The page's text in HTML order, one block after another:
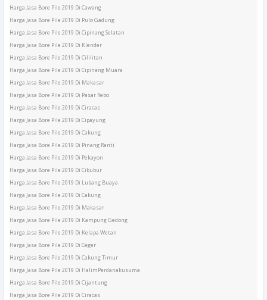
Harga Jasa Bore Pile 2019 Di Cawang
Harga Jasa Bore Pile 2019 Di Pulo Gadung
Harga Jasa Bore Pile 2019 Di Cipinang Selatan
Harga Jasa Bore Pile 2019 Di Klender
Harga Jasa Bore Pile 2019 Di Cililitan
Harga Jasa Bore Pile 2019 Di Cipinang Muara
Harga Jasa Bore Pile 2019 Di Makasar
Harga Jasa Bore Pile 2019 Di Pasar Rebo
Harga Jasa Bore Pile 2019 Di Ciracas
Harga Jasa Bore Pile 2019 Di Cipayung
Harga Jasa Bore Pile 2019 Di Cakung
Harga Jasa Bore Pile 2019 Di Pinang Ranti
Harga Jasa Bore Pile 2019 Di Pekayon
Harga Jasa Bore Pile 2019 Di Cibubur
Harga Jasa Bore Pile 2019 Di Lubang Buaya
Harga Jasa Bore Pile 2019 Di Cakung
Harga Jasa Bore Pile 2019 Di Makasar
Harga Jasa Bore Pile 2019 Di Kampung Gedong
Harga Jasa Bore Pile 2019 Di Kelapa Wetan
Harga Jasa Bore Pile 2019 Di Ceger
Harga Jasa Bore Pile 2019 Di Cakung Timur
Harga Jasa Bore Pile 2019 Di HalimPerdanakusuma
Harga Jasa Bore Pile 2019 Di Cijantung
Harga Jasa Bore Pile 2019 Di Ciracas